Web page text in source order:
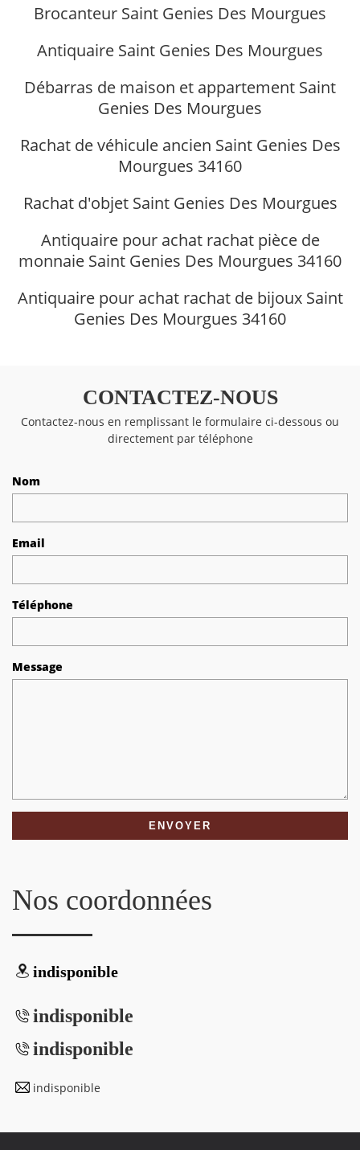
Brocanteur Saint Genies Des Mourgues
Antiquaire Saint Genies Des Mourgues
Débarras de maison et appartement Saint
Genies Des Mourgues
Rachat de véhicule ancien Saint Genies Des
Mourgues 34160
Rachat d'objet Saint Genies Des Mourgues
Antiquaire pour achat rachat pièce de
monnaie Saint Genies Des Mourgues 34160
Antiquaire pour achat rachat de bijoux Saint
Genies Des Mourgues 34160
CONTACTEZ-NOUS
Contactez-nous en remplissant le formulaire ci-dessous ou
directement par téléphone
Nom
Email
Téléphone
Message
Nos coordonnées
indisponible
indisponible
indisponible
indisponible